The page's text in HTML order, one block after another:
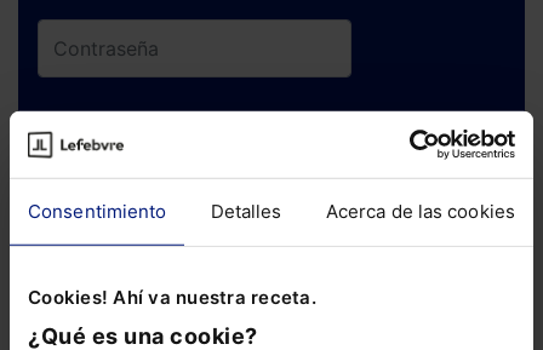
Consentimiento Detalles Acerca de las cookies
Cookies! Ahí va nuestra receta.
¿Qué es una cookie?
ENTRAR
¿Has olvidado tu contraseña?
Si todavía no te has suscrito, no pierdas
está oportunidad y adquiere tu acceso